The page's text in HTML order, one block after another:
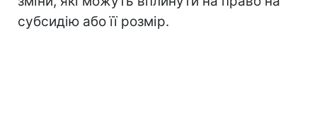
субсидію або її розмір.